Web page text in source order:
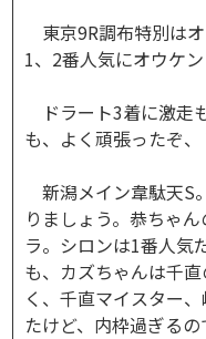
東京9R調布特別は
1、2番人気にオウケ
ドラート3着に激走
も、よく頑張ったぞ、
新潟メイン韋駄天S
りましょう。恭ちゃ
ラ。シロンは1番人気
も、カズちゃんは千
く、千直マイスター
たけど、内枠過ぎるの